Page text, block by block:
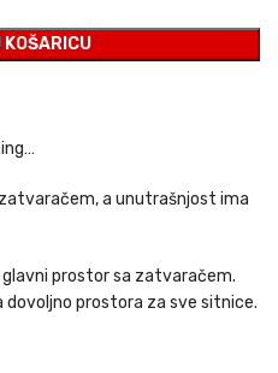
KOŠARICU
a unutrašnjost ima
prostor sa zatvaračem.
prostora za sve sitnice.